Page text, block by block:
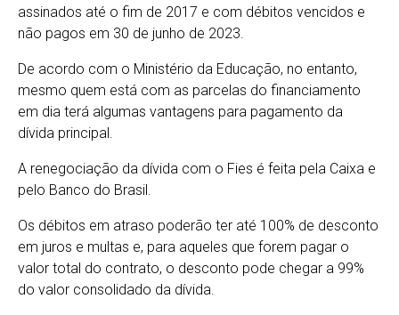
assinados até o fim de 2017 e com débitos vencidos e
não pagos em 30 de junho de 2023.
De acordo com o Ministério da Educação, no entanto,
mesmo quem está com as parcelas do financiamento
em dia terá algumas vantagens para pagamento da
dívida principal.
A renegociação da dívida com o Fies é feita pela Caixa e
pelo Banco do Brasil.
Os débitos em atraso poderão ter até 100% de desconto
em juros e multas e, para aqueles que forem pagar o
valor total do contrato, o desconto pode chegar a 99%
do valor consolidado da dívida.